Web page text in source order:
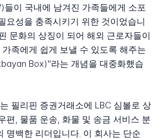
들이 국내에 남겨진 가족들에게 소포
요성을 충족시키기 위한 것이었습니
문화의 상징이 되어 해외 근로자들이
족에게 쉽게 보낼 수 있도록 해주는
Box)"라는 개념을 대중화했습
필리핀 증권거래소에 LBC 심볼로 상
편, 물품 운송, 화물 및 송금 서비스 분
명백한 리더입니다. 이 회사는 단순